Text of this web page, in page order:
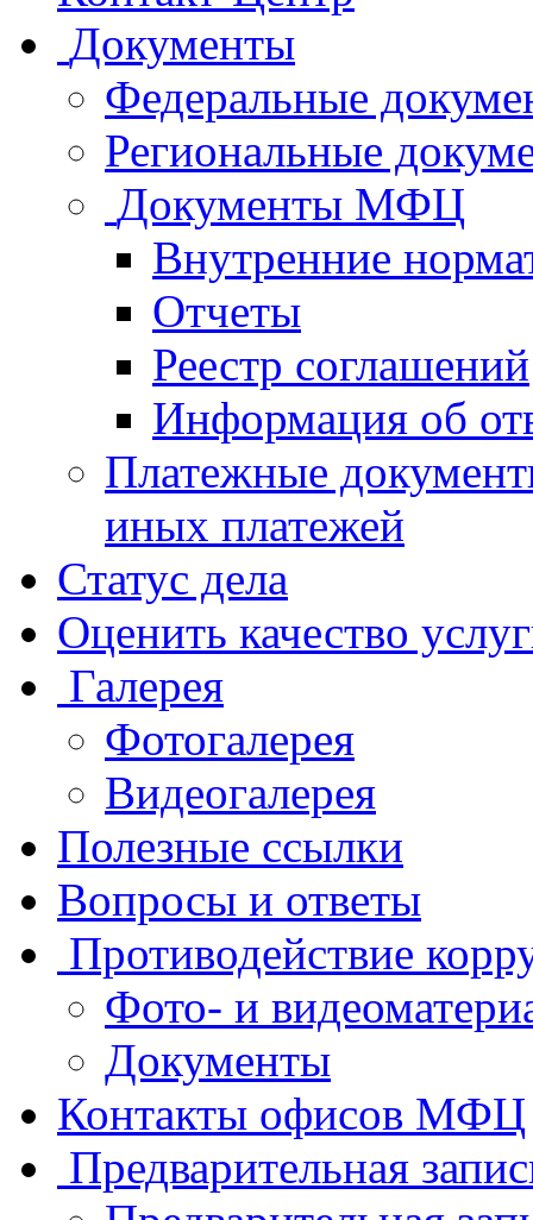
Документы
Федеральные
Региональные
Документы МФЦ
Внутренние
Отчеты
Реестр соглашений
Информация об
Платежные
иных платежей
Статус дела
Оценить качество
Галерея
Фотогалерея
Видеогалерея
Полезные ссылки
Вопросы и ответы
Противодействие
Фото- и
Документы
Контакты офисов МФЦ
Предварительная